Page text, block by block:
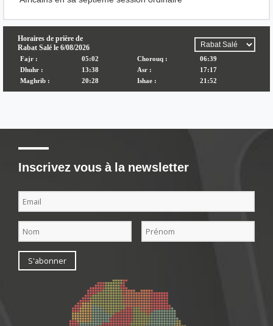
Inscrivez vous à la newsletter